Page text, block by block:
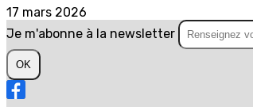
17 mars 2026
Je m'abonne à la newsletter
OK